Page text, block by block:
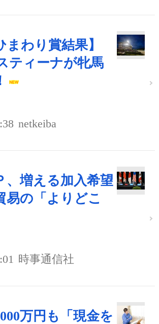
まわり賞結果】
ティーナが牝馬
netkeiba
、増える加入希望
易の「よりどこ
時事通信社
万円も「現金を